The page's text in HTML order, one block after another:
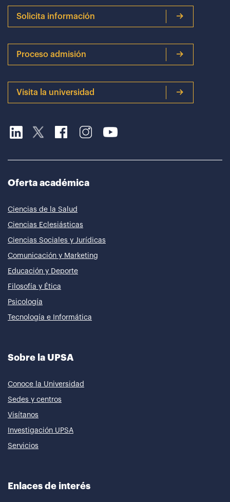
Solicita información
Proceso admisión
Visita la universidad
Oferta académica
Ciencias de la Salud
Ciencias Eclesiásticas
Ciencias Sociales y Jurídicas
Comunicación y Marketing
Educación y Deporte
Filosofía y Ética
Psicología
Tecnología e Informática
Sobre la UPSA
Conoce la Universidad
Sedes y centros
Visítanos
Investigación UPSA
Servicios
Enlaces de interés